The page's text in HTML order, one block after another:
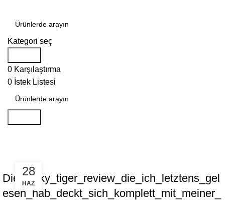
Kategori seç
0 Karşılaştırma
0 İstek Listesi
28
HAZ
Die_lucky_tiger_review_die_ich_letztens_gel
esen_hab_deckt_sich_komplett_mit_meiner_